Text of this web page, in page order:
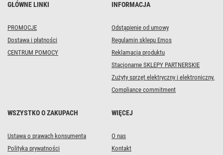
GŁÓWNE LINKI
PROMOCJE
Dostawa i płatności
CENTRUM POMOCY
INFORMACJA
Odstąpienie od umowy
Regulamin sklepu Emos
Reklamacja produktu
Stacjonarne SKLEPY PARTNERSKIE
Zużyty sprzęt elektryczny i elektroniczny.
Compliance commitment
WSZYSTKO O ZAKUPACH
Ustawa o prawach konsumenta
Polityka prywatności
WIĘCEJ
O nas
Kontakt